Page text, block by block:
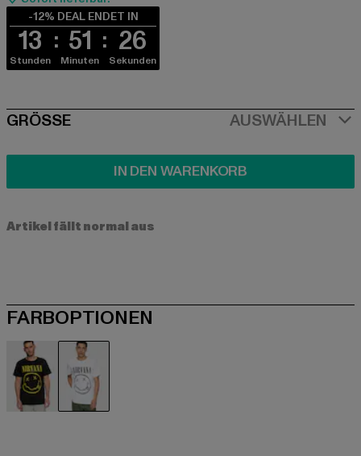
-12% DEAL ENDET IN
13
Stunden
51
Minuten
25
Sekunden
SIZE
GRÖSSE AUSWÄHLEN
IN DEN WARENKORB
Artikel fällt normal aus
FARBOPTIONEN